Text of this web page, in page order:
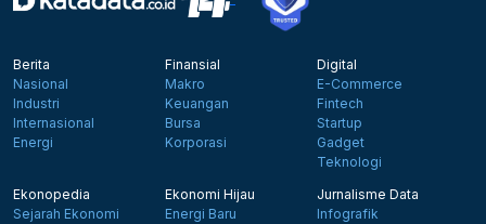
Berita
Nasional
Industri
Internasional
Energi
Finansial
Makro
Keuangan
Bursa
Korporasi
Digital
E-Commerce
Fintech
Startup
Gadget
Teknologi
Ekonopedia
Sejarah Ekonomi
Ekonomi Hijau
Energi Baru
Jurnalisme Data
Infografik